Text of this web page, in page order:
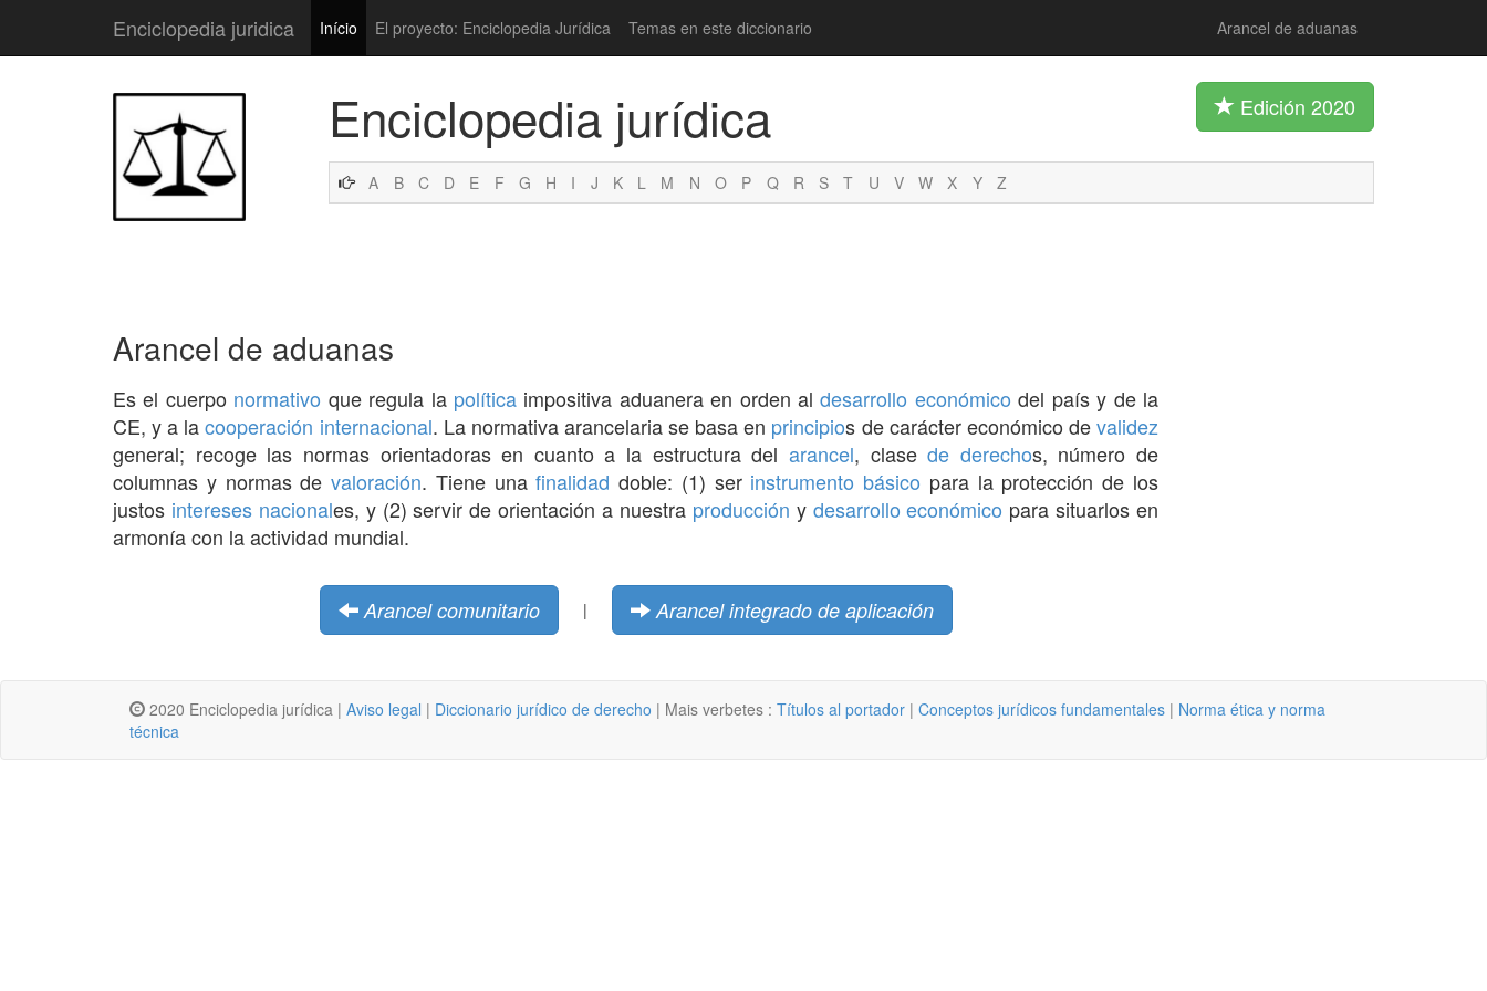
Enciclopedia juridica Início El proyecto: Enciclopedia Jurídica Temas en este diccionario Arancel de aduanas
Enciclopedia jurídica Edición 2020
A B C D E F G H I J K L M N O P Q R S T U V W X Y Z
Arancel de aduanas
Es el cuerpo normativo que regula la políticaimpositiva aduanera en orden aldesarrollo económico del país y de la
CE, y a lacooperación internacional. La normativa arancelaria se basa en principios de carácter económico devalidez
general; recoge las normas orientadoras en cuanto a la estructura del arancel, clasede derechos, número de
columnas y normas devaloración. Tiene unafinalidad doble: (1) ser instrumento básico para la protección de los
justos intereses nacionales, y (2) servir de orientación a nuestra producción y desarrollo económico para situarlos en
armonía con la actividad mundial.
Arancel comunitario | Arancel integrado de aplicación
2020 Enciclopedia jurídica | Aviso legal | Diccionario jurídico de derecho | Mais verbetes : Títulos al portador | Conceptos jurídicos fundamentales | Norma ética y norma
técnica